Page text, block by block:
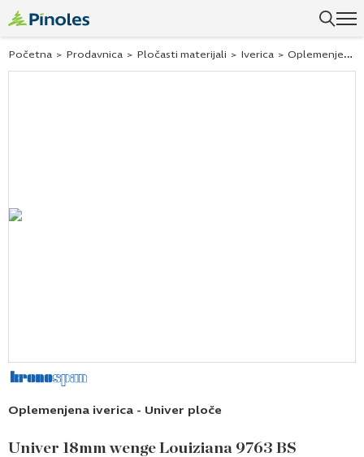
Početna > Prodavnica > Pločasti materijali > Iverica > Oplemenjena iverica - Univer ploče
Oplemenjena iverica - Univer ploče
Univer 18mm wenge Louiziana 9763 BS